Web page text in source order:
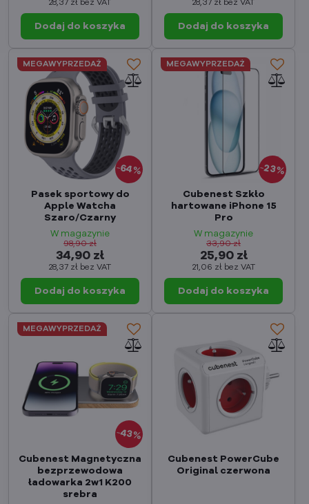
28,37 zł bez VAT
Dodaj do koszyka
28,37 zł bez VAT
Dodaj do koszyka
64%
MEGAWYPRZEDAŻ
Pasek sportowy do
Apple Watcha
Szaro/Czarny
W magazynie
34,90 zł
28,37 zł bez VAT
98,90 zł
Dodaj do koszyka
23%
MEGAWYPRZEDAŻ
Cubenest Szkło
hartowane iPhone 15
Pro
W magazynie
25,90 zł
21,06 zł bez VAT
33,90 zł
Dodaj do koszyka
43%
MEGAWYPRZEDAŻ
Cubenest Magnetyczna
bezprzewodowa
ładowarka 2w1 K200
srebra
Cubenest PowerCube
Original czerwona